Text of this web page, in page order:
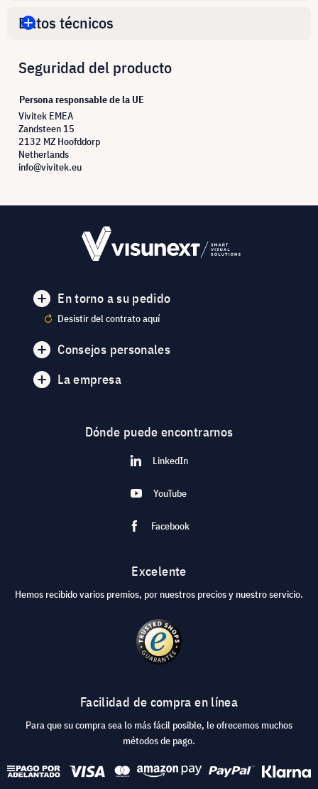
Datos técnicos
Seguridad del producto
Persona responsable de la UE
Vivitek EMEA
Zandsteen 15
2132 MZ Hoofddorp
Netherlands
info@vivitek.eu
En torno a su pedido
Desistir del contrato aquí
Consejos personales
La empresa
Dónde puede encontrarnos
LinkedIn
YouTube
Facebook
Excelente
Hemos recibido varios premios, por nuestros precios y nuestro servicio.
Facilidad de compra en línea
Para que su compra sea lo más fácil posible, le ofrecemos muchos
métodos de pago.